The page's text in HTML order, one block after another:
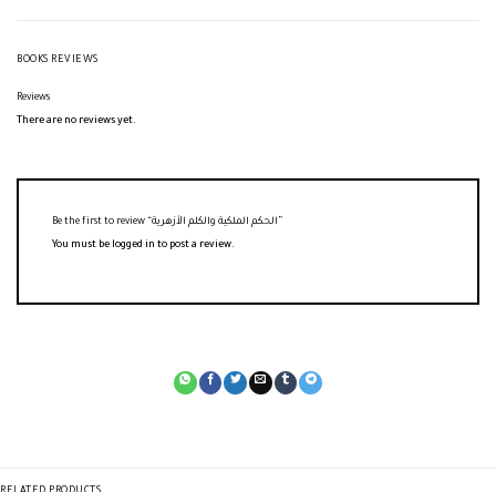
BOOKS REVIEWS
Reviews
There are no reviews yet.
You must be logged in to post a review.